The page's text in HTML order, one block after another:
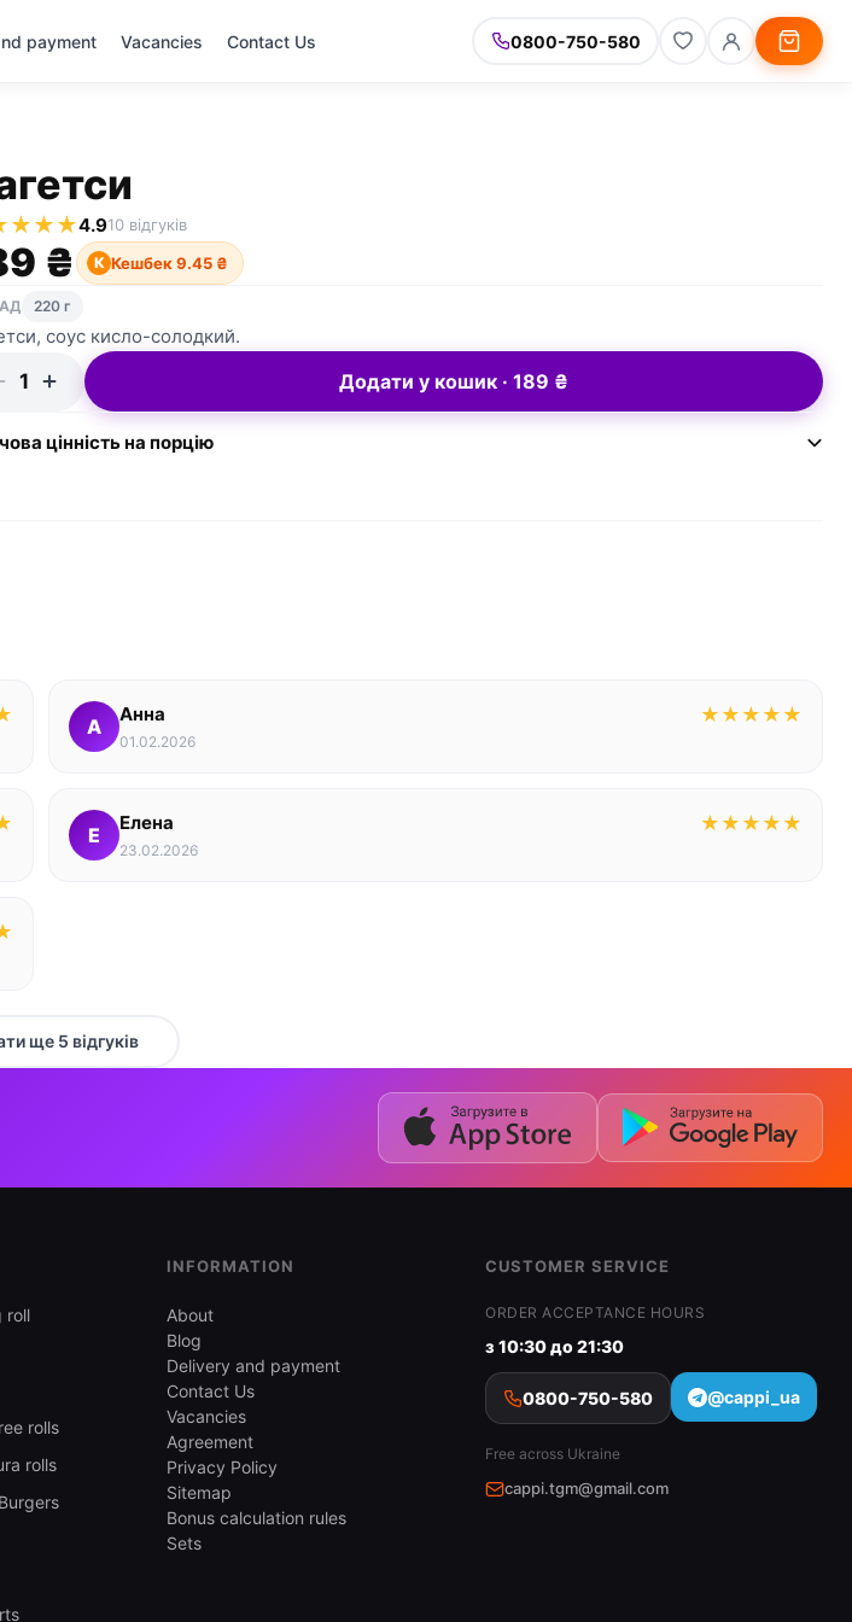
payment Vacancies Contact Us 0800-750-580
★★★4.910 відгуків
₴ К Кешбек 9.45 ₴
220 г
соус кисло-солодкий.
1 Додати у кошик · 189 ₴
цінність на порцію
А
Анна ★ ★ ★ ★ ★
01.02.2026
Е
Елена ★ ★ ★ ★ ★
23.02.2026
ще 5 відгуків
roll
rolls
rolls
INFORMATION
About
Blog
Delivery and payment
Contact Us
Vacancies
Agreement
Privacy Policy
Sitemap
Bonus calculation rules
Sets
CUSTOMER SERVICE
ORDER ACCEPTANCE HOURS
з 10:30 до 21:30
0800-750-580 @cappi_ua
Free across Ukraine
cappi.tgm@gmail.com